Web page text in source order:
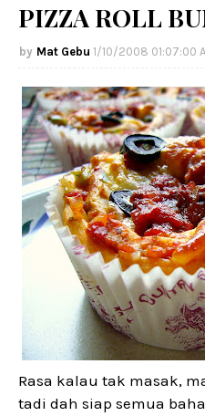
PIZZA ROLL
Mat Gebu 1/10/2008 01:07:00
Rasa kalau tak masak,
tadi dah siap semua